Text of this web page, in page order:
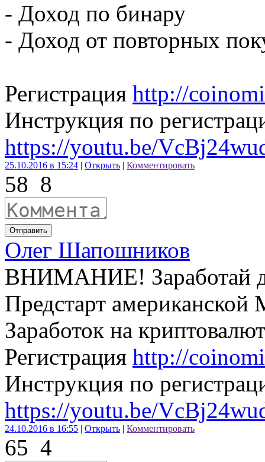
- Доход по бинару
- Доход от повторных
Регистрация http://
Инструкция по
https://youtu.be/
25.10.2016 в 15:24 | Открыть | Комментировать
58 8
Отправить
Олег Шапошников
ВНИМАНИЕ! Заработай
Предстарт
Заработок на
Регистрация http://
Инструкция по
https://youtu.be/
24.10.2016 в 16:55 | Открыть | Комментировать
65 4